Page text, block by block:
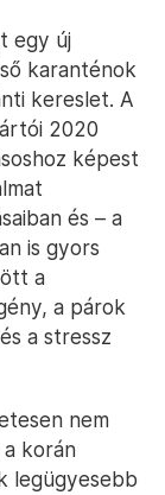
egy új
karanténok
kereslet. A
2020
képest
és – a
is gyors
a
a párok
a stressz
nem
korán
legügyesebb